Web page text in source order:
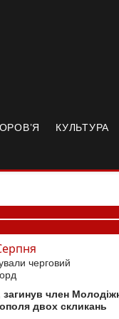
КУЛЬТУРА
черговий
загинув член
двох скликань